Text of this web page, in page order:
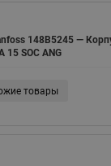
148B5245 —
15 SOC ANG
товары